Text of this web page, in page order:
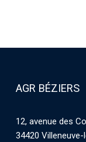
AGR BÉZIERS
12, avenue des
34420